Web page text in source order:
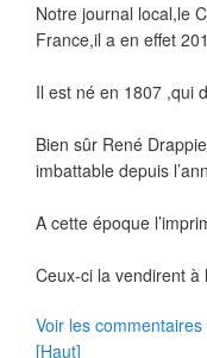
Notre journal local,le
France,il a en effet
Il est né en 1807 ,qui
Bien sûr René
imbattable depuis
A cette époque
Ceux-ci la vendirent
Voir les commentaires
[Haut]